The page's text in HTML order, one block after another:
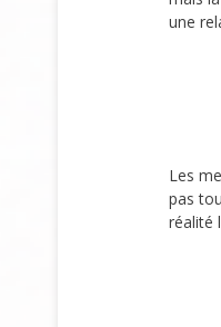
une
Les
pas
réalité